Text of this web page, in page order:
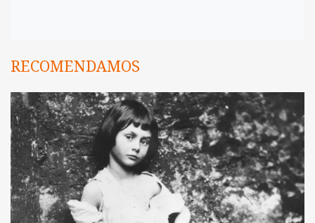
RECOMENDAMOS